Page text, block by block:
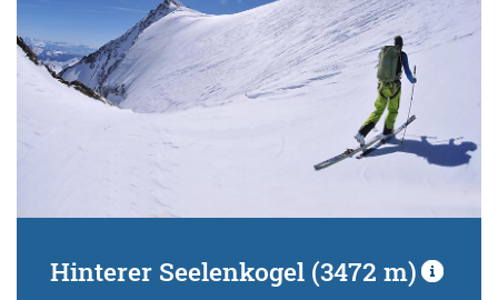
Hinterer Seelenkogel (3472 m)